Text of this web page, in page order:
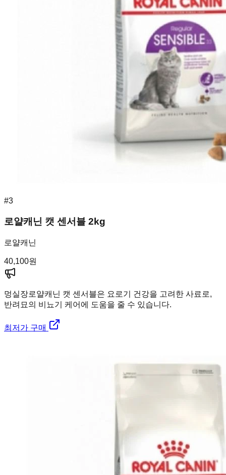
#3
로얄캐닌 캣 센서블 2kg
로얄캐닌
40,100원
멍실장로얄캐닌 캣 센서블은 요로기 건강을 고려한 사료로,
반려묘의 비뇨기 케어에 도움을 줄 수 있습니다.
최저가 구매